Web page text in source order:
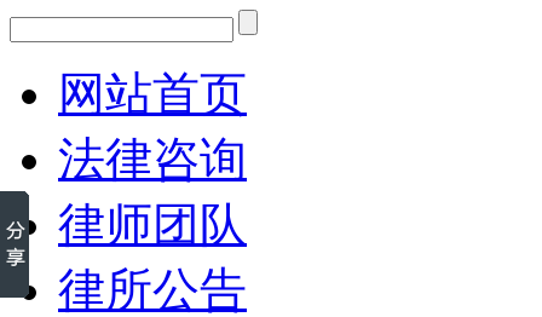
网站首页
法律咨询
律师团队
律所公告